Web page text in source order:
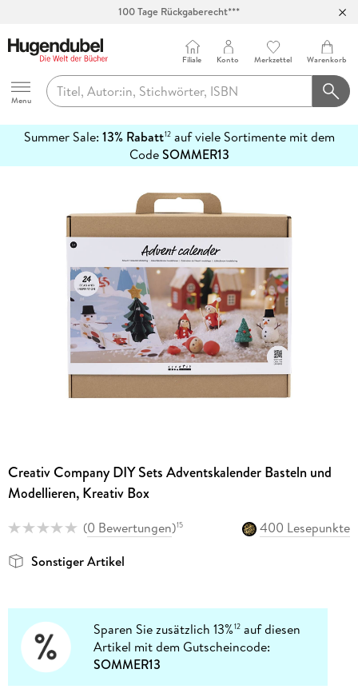
Hugendubel
Menu
Filiale Konto Merkzettel Warenkorb
Summer Sale: 13% Rabatt12auf viele Sortimente mit dem
CodeSOMMER13
erfahren
Creativ Company DIY Sets Adventskalender Basteln und
Modellieren, Kreativ Box
(0 Bewertungen)15
400 Lesepunkte
Sonstiger Artikel
Sparen Sie zusätzlich 13%12 auf diesen
Artikel mit dem Gutscheincode:
SOMMER13